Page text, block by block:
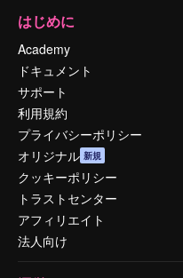
はじめに
Academy
ドキュメント
サポート
利用規約
プライバシーポリシー
オリジナル 新規
クッキーポリシー
トラストセンター
アフィリエイト
法人向け